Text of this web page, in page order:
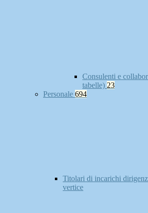
Consulenti e
tabelle) 23
Personale 694
Titolari di incarichi
vertice